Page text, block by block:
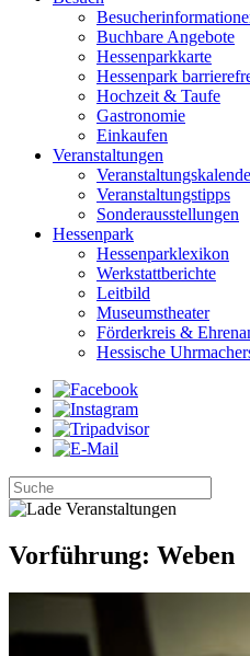
Buchbare Angebote
Hessenparkkarte
Hessenpark
Hochzeit & Taufe
Gastronomie
Einkaufen
Veranstaltungen
Veranstaltungstipps
Sonderausstellungen
Hessenpark
Hessenparklexikon
Werkstattberichte
Leitbild
Museumstheater
Förderkreis &
Hessische
Vorführung: Weben